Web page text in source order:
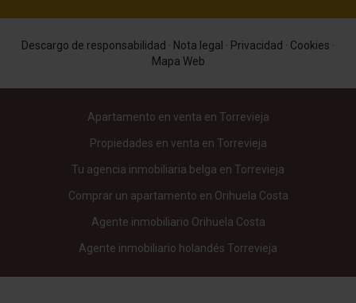
Descargo de responsabilidad · Nota legal · Privacidad · Cookies ·
Mapa Web
Apartamento en venta en Torrevieja
Propiedades en venta en Torrevieja
Tu agencia inmobiliaria belga en Torrevieja
Comprar un apartamento en Orihuela Costa
Agente inmobiliario Orihuela Costa
Agente inmobiliario holandés Torrevieja